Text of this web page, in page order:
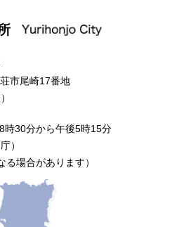
市尾崎17番地
時30分から午後5時15分
）
場合があります）